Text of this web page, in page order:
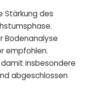
Stärkung des
Bodenanalyse
empfohlen.
damit insbesondere
abgeschlossen